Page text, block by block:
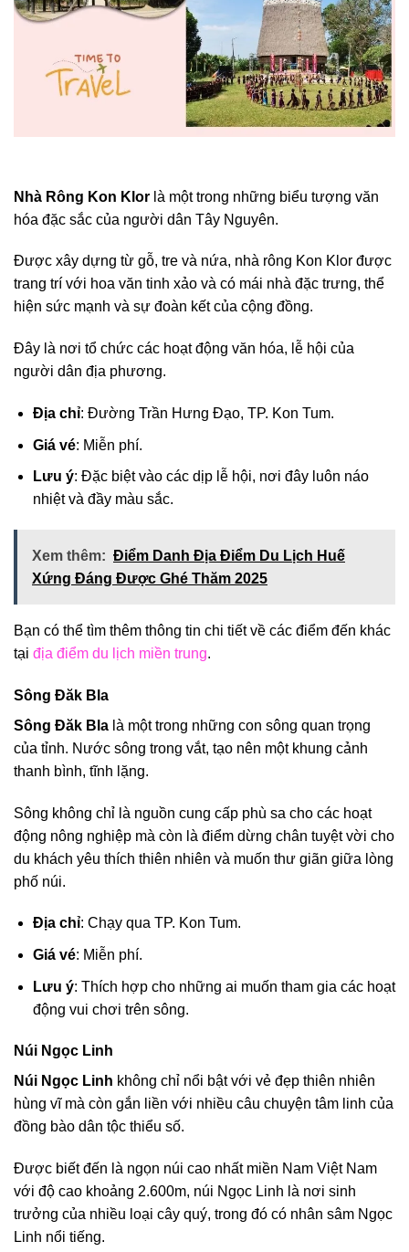
Nhà Rông Kon Klor là một trong những biểu tượng văn
hóa đặc sắc của người dân Tây Nguyên.
Được xây dựng từ gỗ, tre và nứa, nhà rông Kon Klor được
trang trí với hoa văn tinh xảo và có mái nhà đặc trưng, thể
hiện sức mạnh và sự đoàn kết của cộng đồng.
Đây là nơi tổ chức các hoạt động văn hóa, lễ hội của
người dân địa phương.
Địa chỉ: Đường Trần Hưng Đạo, TP. Kon Tum.
Giá vé: Miễn phí.
Lưu ý: Đặc biệt vào các dịp lễ hội, nơi đây luôn náo
nhiệt và đầy màu sắc.
Xem thêm: Điểm Danh Địa Điểm Du Lịch Huế
Xứng Đáng Được Ghé Thăm 2025
Bạn có thể tìm thêm thông tin chi tiết về các điểm đến khác
tại địa điểm du lịch miền trung.
Sông Đăk Bla
Sông Đăk Bla là một trong những con sông quan trọng
của tỉnh. Nước sông trong vắt, tạo nên một khung cảnh
thanh bình, tĩnh lặng.
Sông không chỉ là nguồn cung cấp phù sa cho các hoạt
động nông nghiệp mà còn là điểm dừng chân tuyệt vời cho
du khách yêu thích thiên nhiên và muốn thư giãn giữa lòng
phố núi.
Địa chỉ: Chạy qua TP. Kon Tum.
Giá vé: Miễn phí.
Lưu ý: Thích hợp cho những ai muốn tham gia các hoạt
động vui chơi trên sông.
Núi Ngọc Linh
Núi Ngọc Linh không chỉ nổi bật với vẻ đẹp thiên nhiên
hùng vĩ mà còn gắn liền với nhiều câu chuyện tâm linh của
đồng bào dân tộc thiểu số.
Được biết đến là ngọn núi cao nhất miền Nam Việt Nam
với độ cao khoảng 2.600m, núi Ngọc Linh là nơi sinh
trưởng của nhiều loại cây quý, trong đó có nhân sâm Ngọc
Linh nổi tiếng.